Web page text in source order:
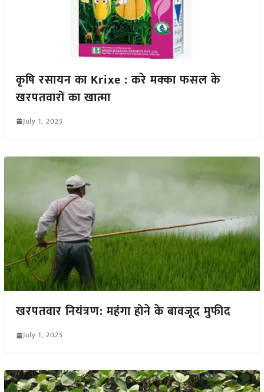
कृषि रसायन का Krixe : करे मक्का फसल के
खरपतवारों का खात्मा
July 1, 2025
खरपतवार नियंत्रण: महंगा होने के बावजूद मुफीद
July 1, 2025